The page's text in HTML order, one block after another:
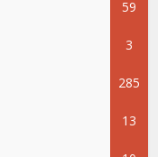
59
3
285
13